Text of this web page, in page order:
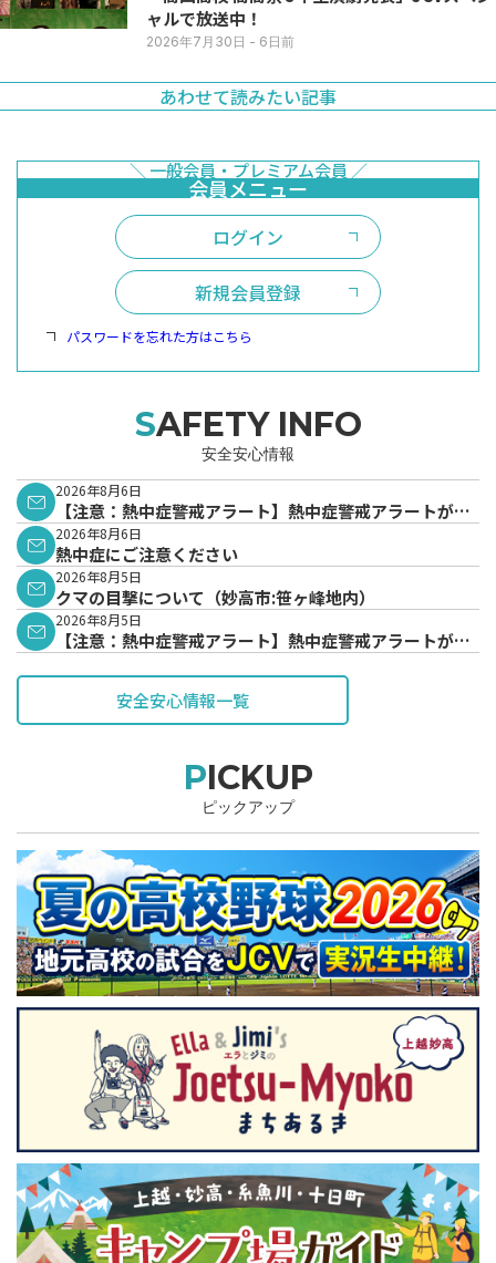
ャルで放送中！
2026年7月30日 - 6日前
あわせて読みたい記事
ログイン
新規会員登録
パスワードを忘れた方はこちら
SAFETY INFO
安全安心情報
2026年8月6日
【注意：熱中症警戒アラート】熱中症警戒アラートが発
表されています。
2026年8月6日
熱中症にご注意ください
2026年8月5日
クマの目撃について（妙高市:笹ヶ峰地内）
2026年8月5日
【注意：熱中症警戒アラート】熱中症警戒アラートが発
安全安心情報一覧
PICKUP
ピックアップ